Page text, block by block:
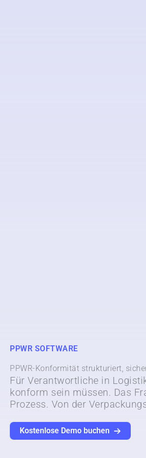
PPWR SOFTWARE
PPWR-Konformität strukturiert,
Für Verantwortliche in
konform sein müssen. Das
Prozess. Von der
Kostenlose Demo buchen